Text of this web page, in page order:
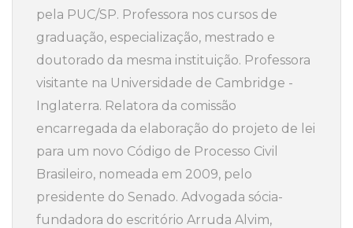
pela PUC/SP. Professora nos cursos de
graduação, especialização, mestrado e
doutorado da mesma instituição. Professora
visitante na Universidade de Cambridge -
Inglaterra. Relatora da comissão
encarregada da elaboração do projeto de lei
para um novo Código de Processo Civil
Brasileiro, nomeada em 2009, pelo
presidente do Senado. Advogada sócia-
fundadora do escritório Arruda Alvim,